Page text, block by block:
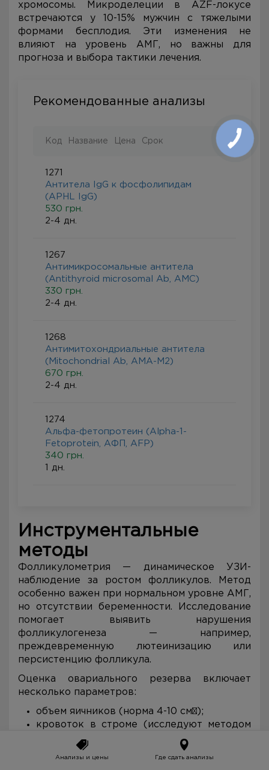
хромосомы. Микроделеции в AZF-локусе
встречаются у 10-15% мужчин с тяжелыми
формами бесплодия. Эти изменения не
влияют на уровень АМГ, но важны для
прогноза и выбора тактики лечения.
Рекомендованные анализы
Код Название Цена Срок
1271
Антитела IgG к фосфолипидам
(APHL IgG)
530 грн.
2-4 дн.
1267
Антимикросомальные антитела
(Antithyroid microsomal Ab, AMC)
330 грн.
2-4 дн.
1268
Антимитохондриальные антитела
(Mitochondrial Ab, АMА-M2)
670 грн.
2-4 дн.
1274
Альфа-фетопротеин (Alpha-1-
Fetoprotein, AФП, AFP)
340 грн.
1 дн.
Инструментальные
методы
Фолликулометрия — динамическое УЗИ-
наблюдение за ростом фолликулов. Метод
особенно важен при нормальном уровне АМГ,
но отсутствии беременности. Исследование
помогает выявить нарушения
фолликулогенеза — например,
преждевременную лютеинизацию или
персистенцию фолликула.
Оценка овариального резерва включает
несколько параметров:
объем яичников (норма 4-10 см³);
кровоток в строме (исследуют методом
допплерографии);
структура яичниковой ткани.
Анализы и цены Где сдать анализы